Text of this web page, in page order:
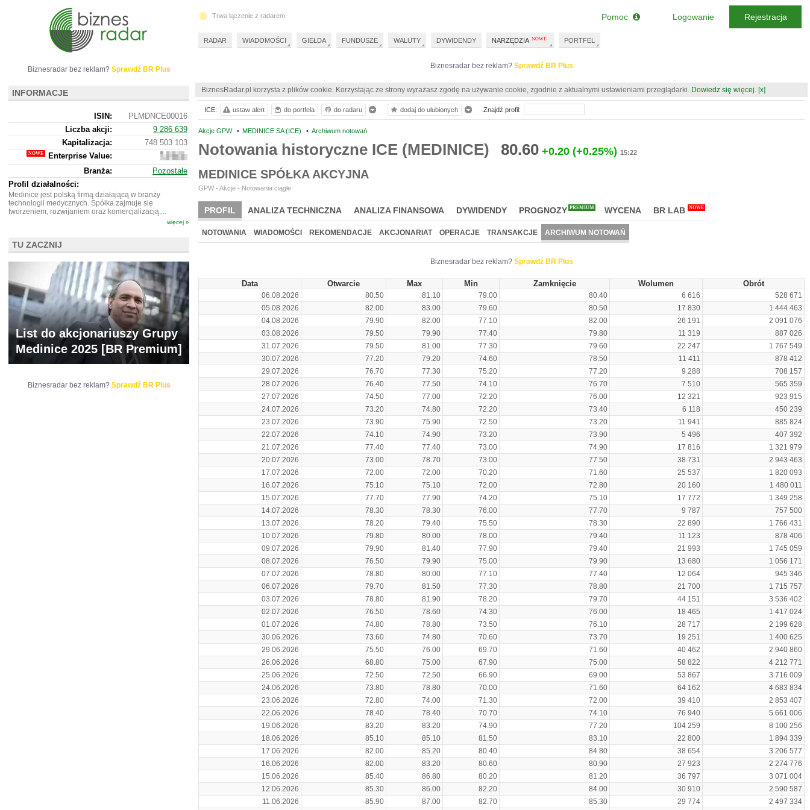
Biznesradar bez reklam? Sprawdź BR Plus
BiznesRadar.pl korzysta z plików cookie. Korzystając ze strony wyrażasz zgodę na używanie cookie, zgodnie z aktualnymi ustawieniami przeglądarki. Dowiedz się więcej. [x]
Akcje GPW • MEDINICE SA (ICE) • Archiwum notowań
Notowania historyczne ICE (MEDINICE) 80.60 +0.20 (+0.25%) 15:22
MEDINICE SPÓŁKA AKCYJNA
GPW - Akcje - Notowania ciągłe
PROFIL ANALIZA TECHNICZNA ANALIZA FINANSOWA DYWIDENDY PROGNOZY PREMIUM WYCENA BR LAB NOWE
NOTOWANIA WIADOMOŚCI REKOMENDACJE AKCJONARIAT OPERACJE TRANSAKCJE ARCHIWUM NOTOWAŃ
Biznesradar bez reklam? Sprawdź BR Plus
Data Otwarcie Max Min Zamknięcie Wolumen Obrót
06.08.2026 80.50 81.10 79.00 80.40 6 616
528 671
05.08.2026
82.00 83.00 79.60 80.50 17 830
1 444 463
04.08.2026
79.90 82.00 77.10 82.00 26 191
2 091 076
03.08.2026
79.50 79.90 77.40 79.80 11 319
887 026
31.07.2026
79.50 81.00 77.30 79.60 22 247
1 767 549
30.07.2026
77.20 79.20 74.60 78.50 11 411
878 412
29.07.2026
76.70 77.30 75.20 77.20 9 288
708 157
28.07.2026
76.40 77.50 74.10 76.70 7 510
565 359
27.07.2026
74.50 77.00 72.20 76.00 12 321
923 915
24.07.2026
73.20 74.80 72.20 73.40 6 118
450 239
23.07.2026
73.90 75.90 72.50 73.20 11 941
885 824
22.07.2026
74.10 74.90 73.20 73.90 5 496
407 392
21.07.2026
77.40 77.40 73.00 74.90 17 816
1 321 979
20.07.2026
73.00 78.70 73.00 77.50 38 731
2 943 463
17.07.2026
72.00 72.00 70.20 71.60 25 537
1 820 093
16.07.2026
75.10 75.10 72.00 72.80 20 160
1 480 011
15.07.2026
77.70 77.90 74.20 75.10 17 772
1 349 258
14.07.2026
78.30 78.30 76.00 77.70 9 787
757 500
13.07.2026
78.20 79.40 75.50 78.30 22 890
1 766 431
10.07.2026
79.80 80.00 78.00 79.40 11 123
878 406
09.07.2026
79.90 81.40 77.90 79.40 21 993
1 745 059
08.07.2026
76.50 79.90 75.00 79.90 13 680
1 056 171
07.07.2026
78.80 80.00 77.10 77.40 12 064
945 346
06.07.2026
79.70 81.50 77.30 78.80 21 700
1 715 757
03.07.2026
78.80 81.90 78.20 79.70 44 151
3 536 402
02.07.2026
76.50 78.60 74.30 76.00 18 465
1 417 024
01.07.2026
74.80 78.80 73.50 76.10 28 717
2 199 628
30.06.2026
73.60 74.80 70.60 73.70 19 251
1 400 625
29.06.2026
75.50 76.00 69.70 71.60 40 462
2 940 860
26.06.2026
68.80 75.00 67.90 75.00 58 822
4 212 771
25.06.2026
72.50 72.50 66.90 69.00 53 867
3 716 009
24.06.2026
73.80 78.80 70.00 71.60 64 162
4 683 834
23.06.2026
72.80 74.00 71.30 72.00 39 410
2 853 407
22.06.2026
78.40 78.40 70.70 74.10 76 940
5 661 006
19.06.2026
83.20 83.20 74.90 77.20 104 259
8 100 256
18.06.2026
85.10 85.10 81.50 83.10 22 800
1 894 339
17.06.2026
82.00 85.20 80.40 84.80 38 654
3 206 577
16.06.2026
82.00 83.20 80.60 80.90 27 923
2 274 776
15.06.2026
85.40 86.80 80.20 81.20 36 797
3 071 004
12.06.2026
85.30 86.00 82.20 84.00 30 910
2 590 587
11.06.2026
85.90 87.00 82.70 85.30 29 774 2 497 334
ICE: ustaw alert do portfela do radaru dodaj do ulubionych Znajdź profil:
Biznesradar bez reklam? Sprawdź BR Plus
INFORMACJE
ISIN:
PLMDNCE00016
Liczba akcji:
9 286 639
Kapitalizacja:
748 503 103
Enterprise Value:
742
291
103
Branża:
Pozostałe
Profil działalności:
Medinice jest polską firmą działającą w branży
technologii medycznych. Spółka zajmuje się
tworzeniem, rozwijaniem oraz komercjalizacją,...
więcej »
TU ZACZNIJ
List do akcjonariuszy Grupy
Medinice 2025 [BR Premium]
Biznesradar bez reklam? Sprawdź BR Plus
Trwa łączenie z radarem
RADAR WIADOMOŚCI GIEŁDA FUNDUSZE WALUTY DYWIDENDY NARZĘDZIA PORTFEL
Pomoc Logowanie Rejestracja